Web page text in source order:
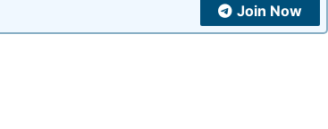
Join Now